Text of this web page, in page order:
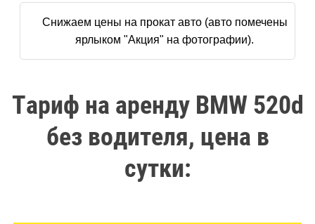
Снижаем цены на прокат авто (авто помечены
ярлыком "Акция" на фотографии).
Тариф на аренду BMW 520d
без водителя, цена в
сутки: